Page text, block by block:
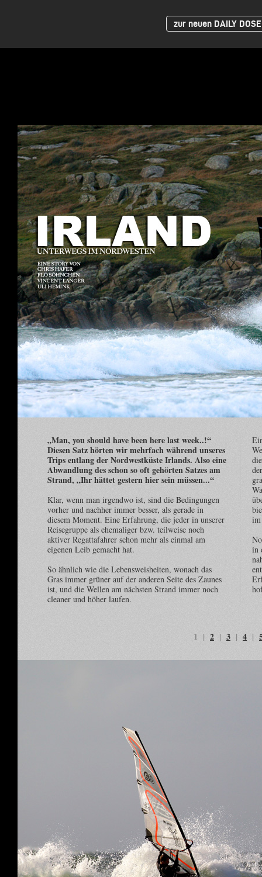
zur neuen DAILY
„Man, you should have been here last week..!“
Diesen Satz hörten wir mehrfach während unseres
Trips entlang der Nordwestküste Irlands. Also eine
Abwandlung des schon so oft gehörten Satzes am
Strand, „Ihr hättet gestern hier sein müssen...“
Klar, wenn man irgendwo ist, sind die Bedingungen
vorher und nachher immer besser, als gerade in
diesem Moment. Eine Erfahrung, die jeder in unserer
Reisegruppe als ehemaliger bzw. teilweise noch
aktiver Regattafahrer schon mehr als einmal am
eigenen Leib gemacht hat.
So ähnlich wie die Lebensweisheiten, wonach das
Gras immer grüner auf der anderen Seite des Zaunes
ist, und die Wellen am nächsten Strand immer noch
cleaner und höher laufen.
im
in
1 | 2 | 3 | 4 |